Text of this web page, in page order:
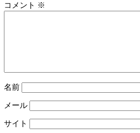
コメント ※
名前
メール
サイト